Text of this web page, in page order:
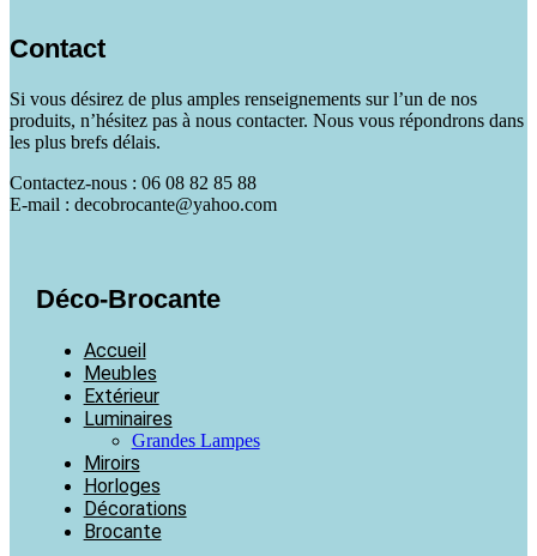
Contact
Si vous désirez de plus amples renseignements sur l’un de nos
produits, n’hésitez pas à nous contacter. Nous vous répondrons dans
les plus brefs délais.
Contactez-nous : 06 08 82 85 88
E-mail : decobrocante@yahoo.com
Déco-Brocante
Accueil
Meubles
Extérieur
Luminaires
Grandes Lampes
Miroirs
Horloges
Décorations
Brocante